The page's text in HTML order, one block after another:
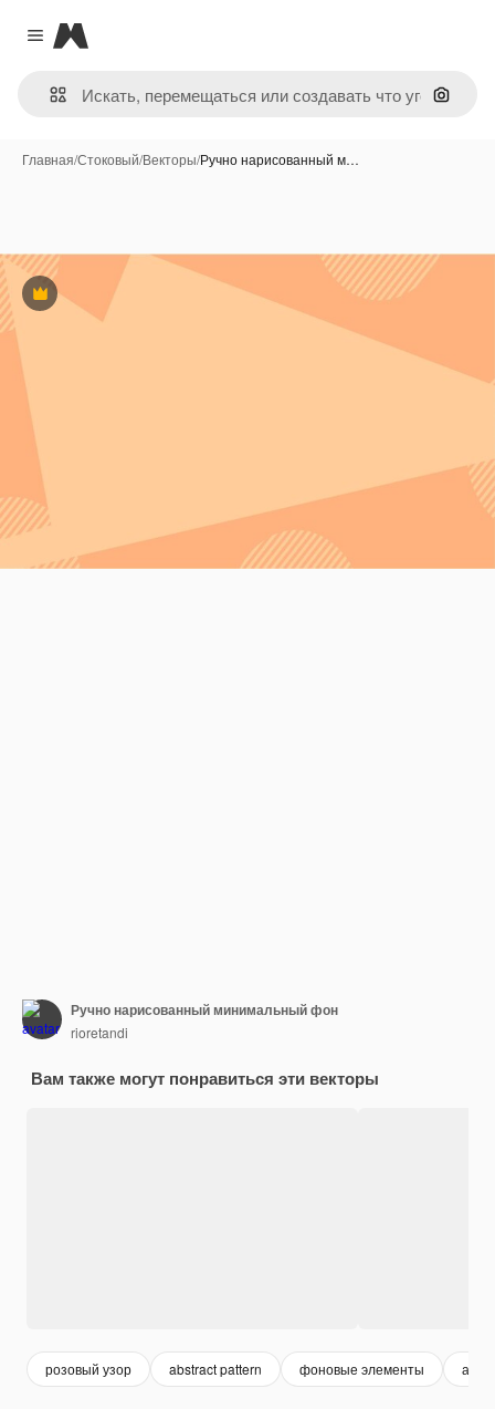
Close menu
Magnific
Поиск
Главная/Стоковый/Векторы/Ручно нарисованный м…
Премиум
Ручно нарисованный минимальный фон
rioretandi
Вам также могут понравиться эти векторы
розовый узор abstract pattern фоновые элементы